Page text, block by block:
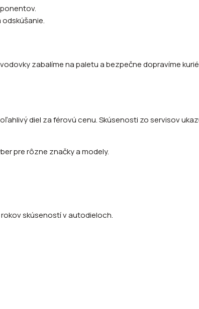
zabalíme na paletu a bezpečne dopravíme
diel za férovú cenu. Skúsenosti zo servisov
pre rôzne značky a modely.
rokov skúseností v autodieloch.